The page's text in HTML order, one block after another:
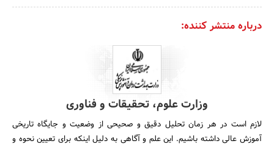
درباره منتشر کننده:
وزارت علوم، تحقیقات و فناوری
لازم است در هر زمان تحلیل دقیق و صحیحى از وضعیت و جایگاه تاریخى
آموزش عالى داشته باشیم. این علم و آگاهى به دلیل اینکه براى تعیین نحوه و